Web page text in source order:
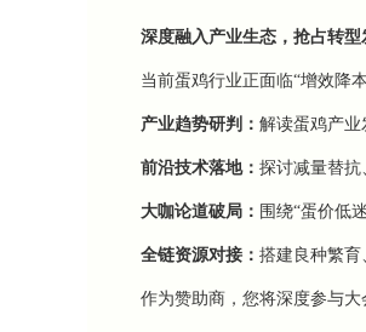
深度融入产业生态，抢占转型
当前蛋鸡行业正面临“增效降
产业趋势研判： 解读蛋鸡产业
前沿技术落地： 探讨减量替抗
大咖论道破局： 围绕“蛋价低
全链资源对接： 搭建良种繁育
作为赞助商，您将深度参与